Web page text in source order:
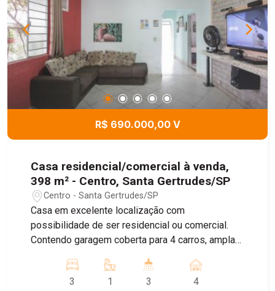
R$ 690.000,00 V
Casa residencial/comercial à venda,
398 m² - Centro, Santa Gertrudes/SP
Centro - Santa Gertrudes/SP
Casa em excelente localização com
possibilidade de ser residencial ou comercial.
Contendo garagem coberta para 4 carros, ampla
closet, banheiro social e cozinha. Aos fundos
lavanderia, área gourmet, amplo quintal e 2
3 1 3 4